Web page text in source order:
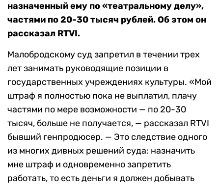
назначенный ему по «театральному делу»,
частями по 20-30 тысяч рублей. Об этом он
рассказал RTVI.
Малобродскому суд запретил в течении трех
лет занимать руководящие позиции в
государственных учреждениях культуры. «Мой
штраф я полностью пока не выплатил, плачу
частями по мере возможности — по 20-30
тысяч, больше не получается, — рассказал RTVI
бывший генпродюсер. — Это следствие одного
из многих дивных решений суда: назначить
мне штраф и одновременно запретить
работать, то есть деньги я должен добывать